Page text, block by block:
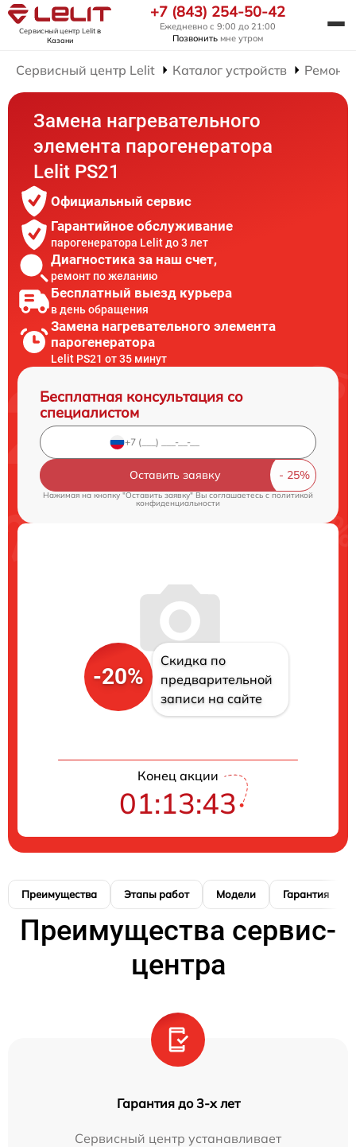
Сервисный центр Lelitв
Казани
+7 (843) 254-50-42
Ежедневно с 9:00 до 21:00
Позвонить мне утром
Сервисный центр Lelit Каталог устройств Ремонт
Замена нагревательного
элемента парогенератора
Lelit PS21
Официальный сервис
Гарантийное обслуживание
парогенератора Lelit до 3 лет
Диагностика за наш счет,
ремонт по желанию
Бесплатный выезд курьера
в день обращения
Замена нагревательного элемента
парогенератора
Lelit PS21 от 35 минут
Бесплатная консультация со
специалистом
Оставить заявку
Нажимая на кнопку "Оставить заявку" Вы соглашаетесь cполитикой
конфиденциальности
-20%
Скидка по
предварительной
записи на сайте
Конец акции
01:13:42
Преимущества Этапы работ Модели Гарантия
Преимущества сервис-
центра
Гарантия до 3-х лет
Сервисный центр устанавливает